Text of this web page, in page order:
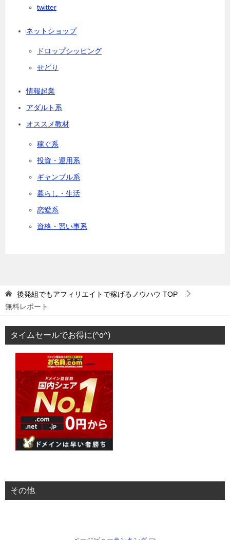
twitter
ネットショップ
ドロップシッピング
せどり
情報起業
アダルト系
オススメ教材
稼ぐ系
投資・運用系
ギャンブル系
暮らし・生活
恋愛系
資格・習い事系
後発組でもアフィリエイトで稼げるノウハウ TOP
無料レポート
タイムセールでお得に(^o^)
その他